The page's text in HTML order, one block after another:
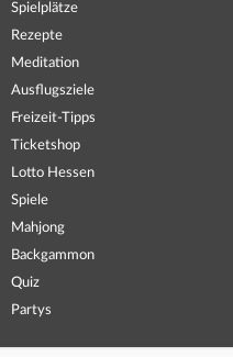
Spielplätze
Rezepte
Meditation
Ausflugsziele
Freizeit-Tipps
Ticketshop
Lotto Hessen
Spiele
Mahjong
Backgammon
Quiz
Partys